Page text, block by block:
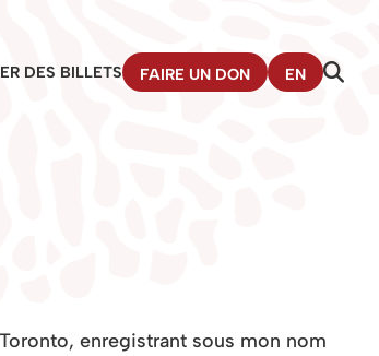
DES BILLETS FAIRE UN DON EN
enregistrant sous mon nom